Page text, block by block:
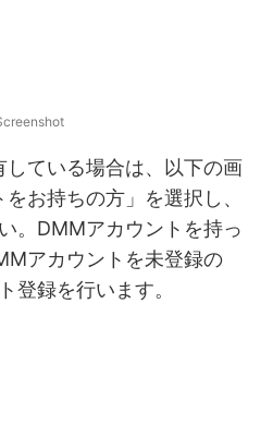
ている場合は、以下の画
お持ちの方」を選択し、
。DMMアカウントを持っ
アカウントを未登録の
登録を行います。